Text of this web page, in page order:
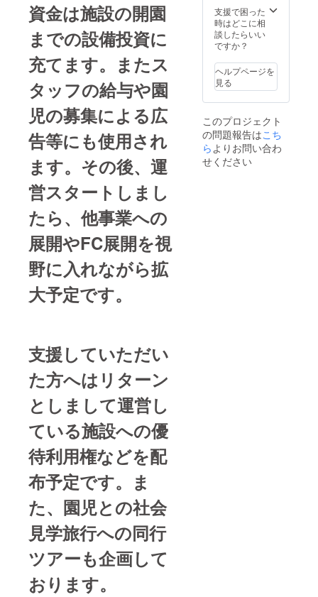
資金は施設の開園
までの設備投資に
充てます。またス
タッフの給与や園
児の募集による広
告等にも使用され
ます。その後、運
営スタートしまし
たら、他事業への
展開やFC展開を視
野に入れながら拡
大予定です。
支援していただい
た方へはリターン
としまして運営し
ている施設への優
待利用権などを配
布予定です。ま
た、園児との社会
見学旅行への同行
ツアーも企画して
おります。
支援で困った
時はどこに相
談したらいい
ですか？
ヘルプページを
見る
このプロジェクト
の問題報告はこち
らよりお問い合わ
せください